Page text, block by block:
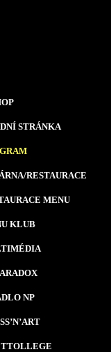
STRÁNKA
RESTAURACE
MENU
KLUB
NP